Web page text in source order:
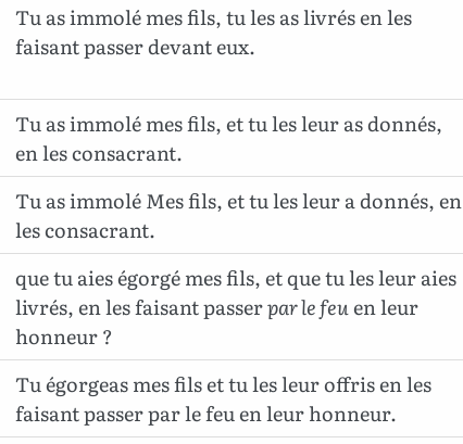
Tu as immolé mes fils, tu les as livrés en les
faisant passer devant eux.
Tu as immolé mes fils, et tu les leur as donnés,
en les consacrant.
Tu as immolé Mes fils, et tu les leur a donnés, en
les consacrant.
que tu aies égorgé mes fils, et que tu les leur aies
livrés, en les faisant passerpar le feuen leur
honneur ?
Tu égorgeas mes fils et tu les leur offris en les
faisant passer par le feu en leur honneur.